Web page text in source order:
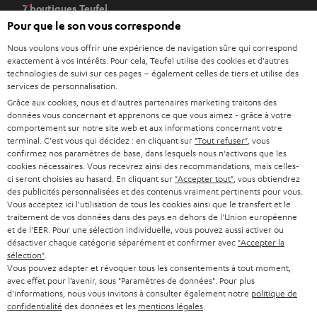
r
d
a
n
s
n
n
o
u
v
e
o
n
g
e
7 boutiques Teufel
Conseils
Connaissances
L’univers Teufel
Divertissement
Boutique FR
Boutique BE
Contact
Newsletter
Savoir-vivre
Paramètres de confidentialité
Politique de confidentialité
Mentions légales
Deutsch
English
Français
Nederlands
Pour que le son vous corresponde
Nous voulons vous offrir une expérience de navigation sûre qui correspond
exactement à vos intérêts. Pour cela, Teufel utilise des cookies et d'autres
technologies de suivi sur ces pages – également celles de tiers et utilise des
services de personnalisation.
Grâce aux cookies, nous et d'autres partenaires marketing traitons des
données vous concernant et apprenons ce que vous aimez - grâce à votre
comportement sur notre site web et aux informations concernant votre
terminal. C'est vous qui décidez : en cliquant sur "Tout refuser" , vous
confirmez nos paramètres de base, dans lesquels nous n'activons que les
cookies nécessaires. Vous recevrez ainsi des recommandations, mais celles-
ci seront choisies au hasard. En cliquant sur "Accepter tout" , vous obtiendrez
des publicités personnalisées et des contenus vraiment pertinents pour vous.
Vous acceptez ici l'utilisation de tous les cookies ainsi que le transfert et le
traitement de vos données dans des pays en dehors de l'Union européenne
et de l'EER. Pour une sélection individuelle, vous pouvez aussi activer ou
désactiver chaque catégorie séparément et confirmer avec "Accepter la
sélection"
Vous pouvez adapter et révoquer tous les consentements à tout moment,
avec effet pour l’avenir, sous "Paramètres de données". Pour plus
d'informations, nous vous invitons à consulter également notre politique de
confidentialité des données et les mentions légales